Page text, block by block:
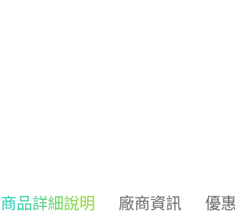
商品詳細說明 廠商資訊 優